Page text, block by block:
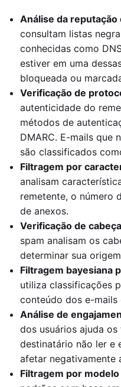
Análise da reputação
consultam listas
conhecidas como
estiver em uma
bloqueada ou
Verificação de
autenticidade do
métodos de
DMARC. E-mails que
são classificados
Filtragem por
analisam
remetente, o número
de anexos.
Verificação de
spam analisam os
determinar sua
Filtragem bayesiana
utiliza classificações
conteúdo dos e-mails
Análise de
dos usuários ajuda
destinatário não ler e
afetar negativamente
Filtragem por